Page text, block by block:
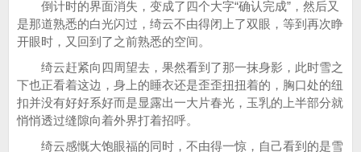
倒计时的界面消失，变成了四个大字“确认完成”，然后又
是那道熟悉的白光闪过，绮云不由得闭上了双眼，等到再次睁
开眼时，又回到了之前熟悉的空间。
绮云赶紧向四周望去，果然看到了那一抹身影，此时雪之
下也正看着这边，身上的睡衣还是歪歪扭扭着的，胸口处的纽
扣并没有好好系好而是显露出一大片春光，玉乳的上半部分就
悄悄透过缝隙向着外界打着招呼。
绮云感慨大饱眼福的同时，不由得一惊，自己看到的是雪